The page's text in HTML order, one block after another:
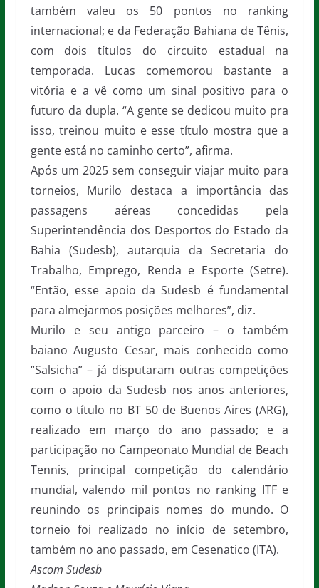
também valeu os 50 pontos no ranking
internacional; e da Federação Bahiana de Tênis,
com dois títulos do circuito estadual na
temporada. Lucas comemorou bastante a
vitória e a vê como um sinal positivo para o
futuro da dupla. “A gente se dedicou muito pra
isso, treinou muito e esse título mostra que a
gente está no caminho certo”, afirma.
Após um 2025 sem conseguir viajar muito para
torneios, Murilo destaca a importância das
passagens aéreas concedidas pela
Superintendência dos Desportos do Estado da
Bahia (Sudesb), autarquia da Secretaria do
Trabalho, Emprego, Renda e Esporte (Setre).
“Então, esse apoio da Sudesb é fundamental
para almejarmos posições melhores”, diz.
Murilo e seu antigo parceiro – o também
baiano Augusto Cesar, mais conhecido como
“Salsicha” – já disputaram outras competições
com o apoio da Sudesb nos anos anteriores,
como o título no BT 50 de Buenos Aires (ARG),
realizado em março do ano passado; e a
participação no Campeonato Mundial de Beach
Tennis, principal competição do calendário
mundial, valendo mil pontos no ranking ITF e
reunindo os principais nomes do mundo. O
torneio foi realizado no início de setembro,
também no ano passado, em Cesenatico (ITA).
Ascom Sudesb